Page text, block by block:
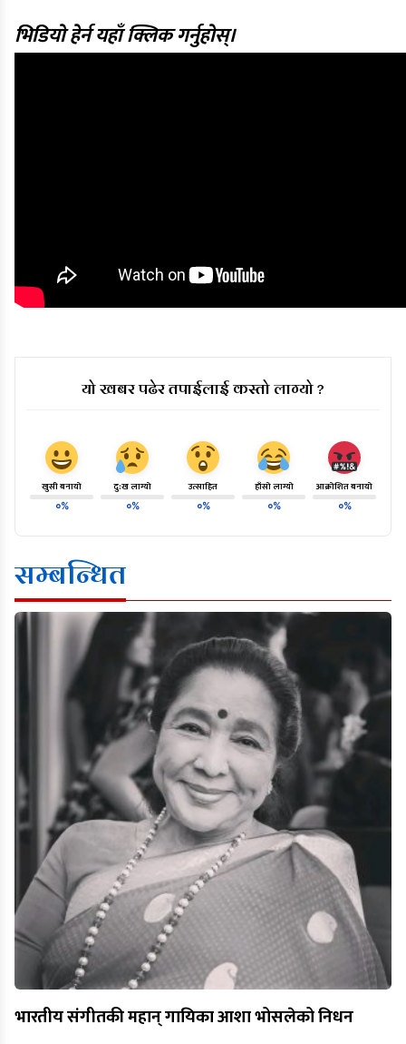
भिडियो हेर्न यहाँ क्लिक गर्नुहोस्।
यो खबर पढेर तपाईलाई कस्तो लाग्यो ?
खुसी बनायो
०%
दु:ख लाग्यो
०%
उत्साहित
०%
हाँसो लाग्यो
०%
आक्रोशित बनायो
०%
सम्बन्धित
भारतीय संगीतकी महान् गायिका आशा भोसलेको निधन